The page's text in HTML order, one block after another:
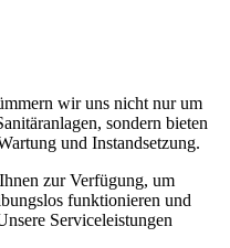
wir uns nicht nur um
sondern bieten
und Instandsetzung.
zur Verfügung, um
funktionieren und
Serviceleistungen